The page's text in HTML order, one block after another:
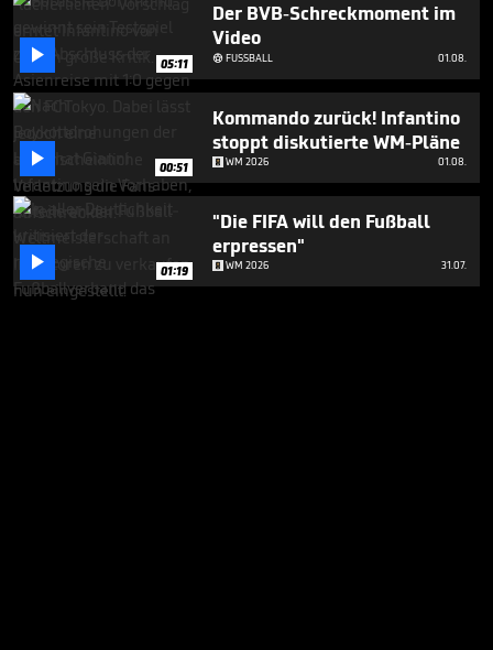
 05:11
Der BVB-Schreckmoment im
Video
FUSSBALL 01.08.
 00:51
Kommando zurück! Infantino
stoppt diskutierte WM-Pläne
WM 2026 01.08.
 01:19
"Die FIFA will den Fußball
erpressen"
WM 2026 31.07.